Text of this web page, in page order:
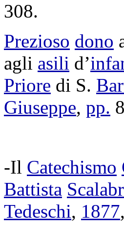
308.
Prezioso dono
agli asili d’
Priore di S.
Giuseppe, pp.
-Il Catechismo
Battista
Tedeschi, 1877,